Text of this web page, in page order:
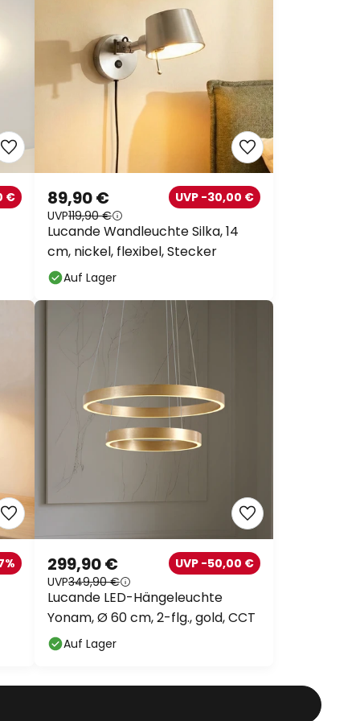
€ 89,90 €
UVP119,90 €
UVP -30,00 €
Lucande Wandleuchte Silka, 14
cm, nickel, flexibel, Stecker
Auf Lager
299,90 €
UVP349,90 €
UVP -50,00 €
Lucande LED-Hängeleuchte
Yonam, Ø 60 cm, 2-flg., gold, CCT
Auf Lager